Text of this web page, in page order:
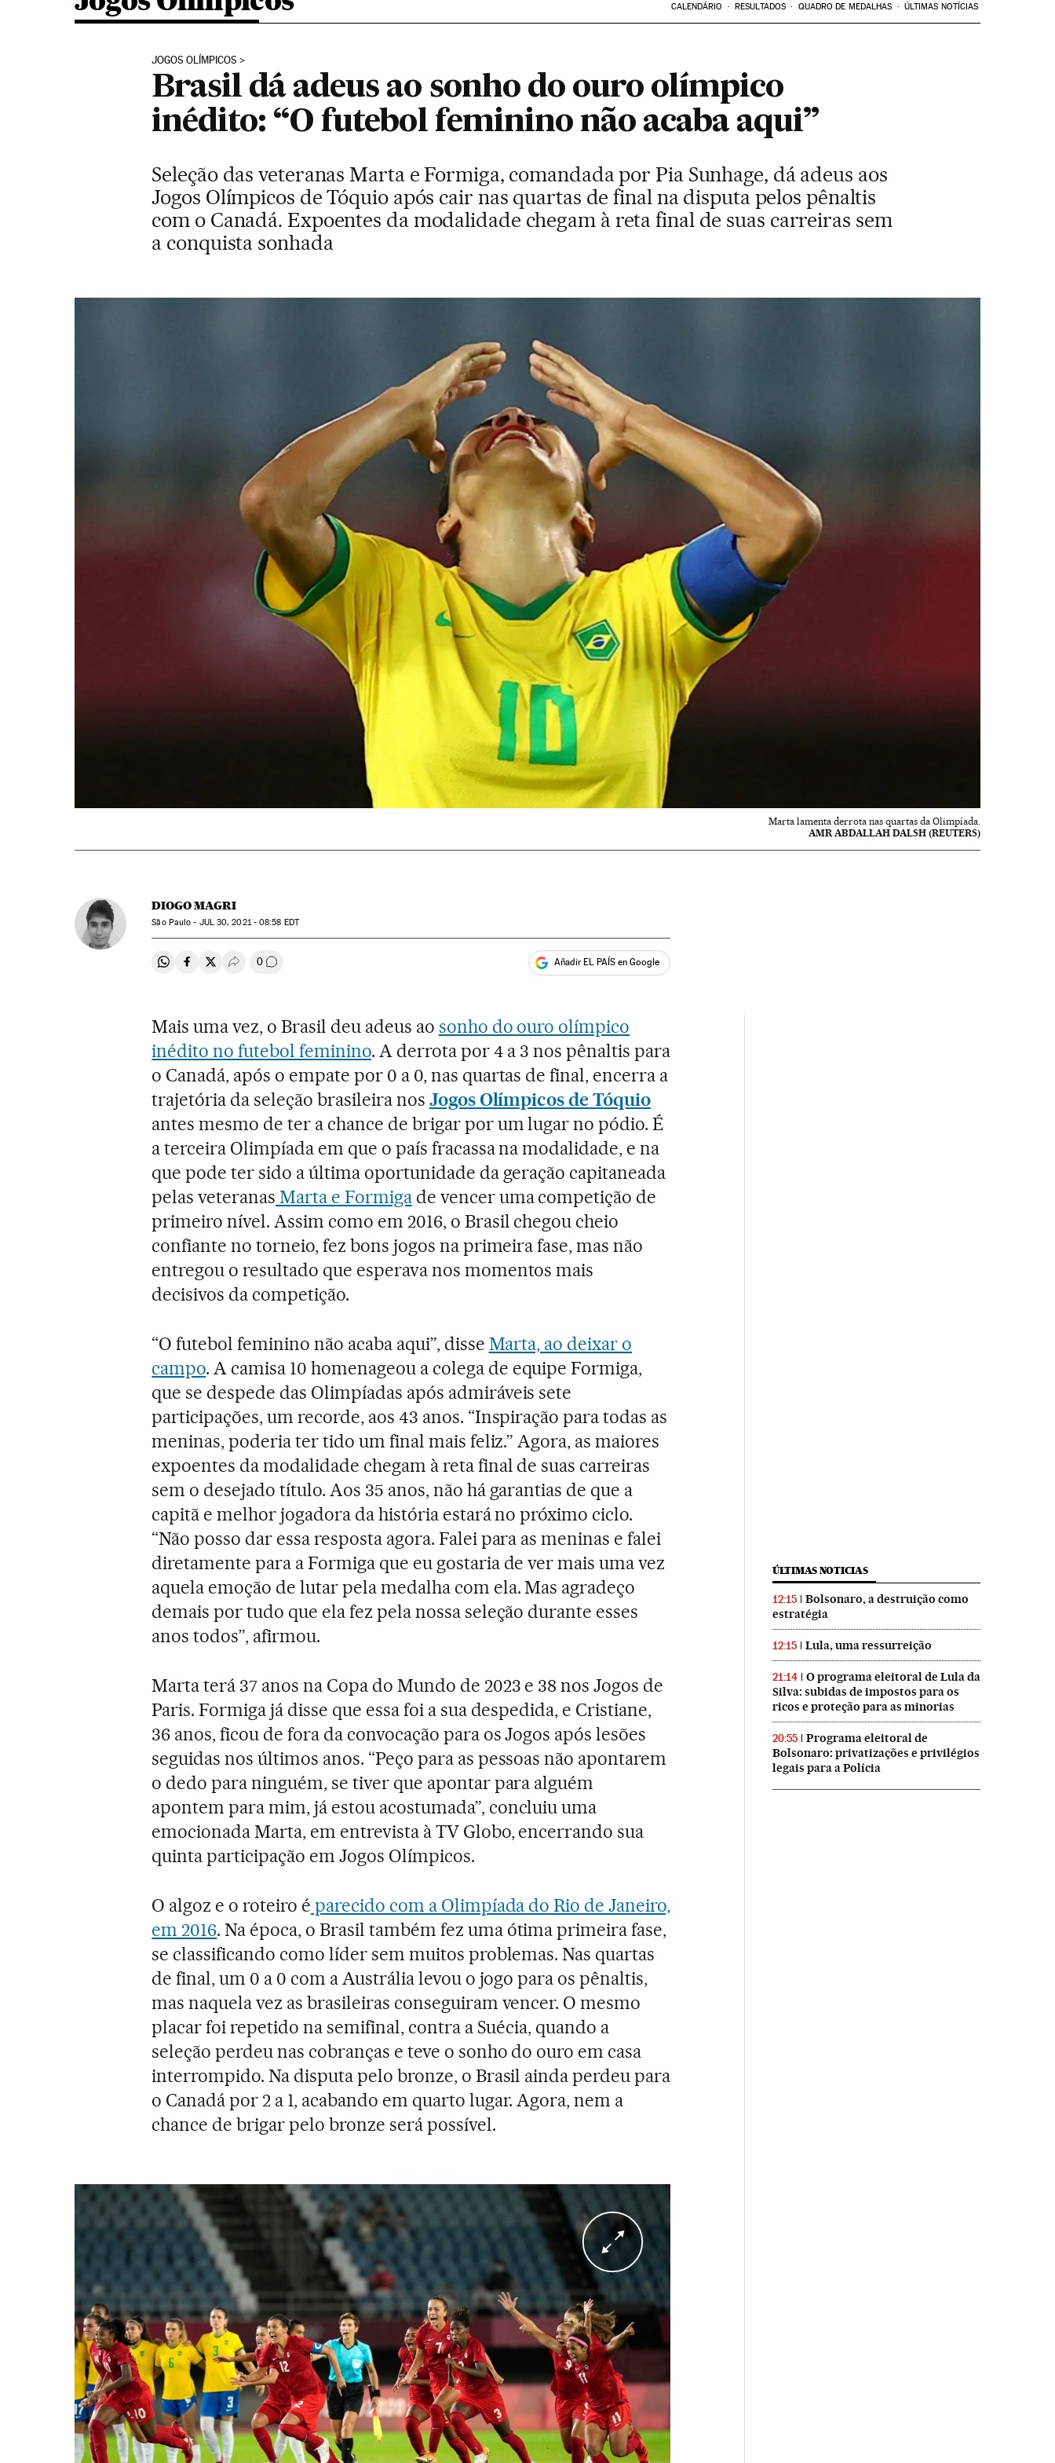
CALENDÁRIO RESULTADOS QUADRO DE MEDALHAS ÚLTIMAS NOTÍCIAS
JOGOS OLÍMPICOS
Brasil dá adeus ao sonho do ouro olímpico
inédito: “O futebol feminino não acaba aqui”
Seleção das veteranas Marta e Formiga, comandada por Pia Sunhage, dá adeus aos
Jogos Olímpicos de Tóquio após cair nas quartas de final na disputa pelos pênaltis
com o Canadá. Expoentes da modalidade chegam à reta final de suas carreiras sem
a conquista sonhada
Marta lamenta derrota nas quartas da Olimpíada.
AMR ABDALLAH DALSH (REUTERS)
DIOGO MAGRI
São Paulo - JUL30, 2021 - 08:58 EDT
Compartir en Whatsapp
Compartir en Facebook
Compartir en Twitter
Desplegar Redes Sociales
0 Comentários Añadir EL PAÍS en Google
Mais uma vez, o Brasil deu adeus ao sonho do ouro olímpico
inédito no futebol feminino. A derrota por 4 a 3 nos pênaltis para
o Canadá, após o empate por 0 a 0, nas quartas de final, encerra a
trajetória da seleção brasileira nos Jogos Olímpicos de Tóquio
antes mesmo de ter a chance de brigar por um lugar no pódio. É
a terceira Olimpíada em que o país fracassa na modalidade, e na
que pode ter sido a última oportunidade da geração capitaneada
pelas veteranas Marta e Formigade vencer uma competição de
primeiro nível. Assim como em 2016, o Brasil chegou cheio
confiante no torneio, fez bons jogos na primeira fase, mas não
entregou o resultado que esperava nos momentos mais
decisivos da competição.
“O futebol feminino não acaba aqui”, disse Marta, ao deixar o
campo. A camisa 10 homenageou a colega de equipe Formiga,
que se despede das Olimpíadas após admiráveis sete
participações, um recorde, aos 43 anos. “Inspiração para todas as
meninas, poderia ter tido um final mais feliz.” Agora, as maiores
expoentes da modalidade chegam à reta final de suas carreiras
sem o desejado título. Aos 35 anos, não há garantias de que a
capitã e melhor jogadora da história estará no próximo ciclo.
“Não posso dar essa resposta agora. Falei para as meninas e falei
diretamente para a Formiga que eu gostaria de ver mais uma vez
aquela emoção de lutar pela medalha com ela. Mas agradeço
demais por tudo que ela fez pela nossa seleção durante esses
anos todos”, afirmou.
Marta terá 37 anos na Copa do Mundo de 2023 e 38 nos Jogos de
Paris. Formiga já disse que essa foi a sua despedida, e Cristiane,
36 anos, ficou de fora da convocação para os Jogos após lesões
seguidas nos últimos anos. “Peço para as pessoas não apontarem
o dedo para ninguém, se tiver que apontar para alguém
apontem para mim, já estou acostumada”, concluiu uma
emocionada Marta, em entrevista à TV Globo, encerrando sua
quinta participação em Jogos Olímpicos.
O algoz e o roteiro é parecido com a Olimpíada do Rio de Janeiro,
em 2016. Na época, o Brasil também fez uma ótima primeira fase,
se classificando como líder sem muitos problemas. Nas quartas
de final, um 0 a 0 com a Austrália levou o jogo para os pênaltis,
mas naquela vez as brasileiras conseguiram vencer. O mesmo
placar foi repetido na semifinal, contra a Suécia, quando a
seleção perdeu nas cobranças e teve o sonho do ouro em casa
interrompido. Na disputa pelo bronze, o Brasil ainda perdeu para
o Canadá por 2 a 1, acabando em quarto lugar. Agora, nem a
chance de brigar pelo bronze será possível.
ÚLTIMAS NOTICIAS
12:15
Bolsonaro, a destruição como
estratégia
12:15 Lula, uma ressurreição
21:14
O programa eleitoral de Lula da
Silva: subidas de impostos para os
ricos e proteção para as minorias
20:55
Programa eleitoral de
Bolsonaro: privatizações e privilégios
legais para a Polícia